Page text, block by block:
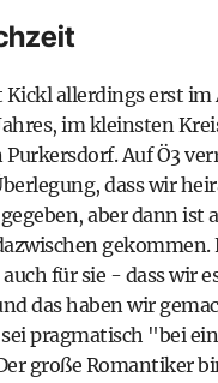
allerdings erst im
im kleinsten
Auf Ö3
dass wir
aber dann ist
gekommen.
für sie - dass wir
das haben wir
pragmatisch "bei
große Romantiker